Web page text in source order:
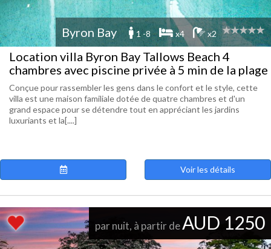
Byron Bay 1 -8 x4 x2
Location villa Byron Bay Tallows Beach 4
chambres avec piscine privée à 5 min de la plage
Conçue pour rassembler les gens dans le confort et le style, cette
villa est une maison familiale dotée de quatre chambres et d'un
grand espace pour se détendre tout en appréciant les jardins
luxuriants et la[....]
Voir les détails
par nuit, à partir deAUD 1250